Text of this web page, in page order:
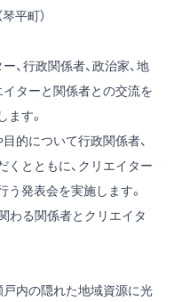
琴平町）
、行政関係者、政治家、地
ターと関係者との交流を
す。
的について行政関係者、
とともに、クリエイター
発表会を実施します。
わる関係者とクリエイタ
戸内の隠れた地域資源に光